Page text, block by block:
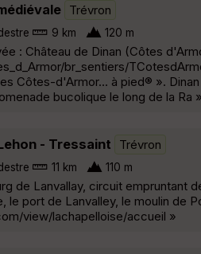
Trévron
9 km 120 m
: Château de Dinan (Côtes
br_sentiers/
Côtes-d'Armor... à pied® ».
bucolique le long de la Ra »
- Tressaint Trévron
11 km 110 m
de Lanvallay, circuit empruntant
le port de Lanvalley, le moulin de
view/lachapelloise/accueil »